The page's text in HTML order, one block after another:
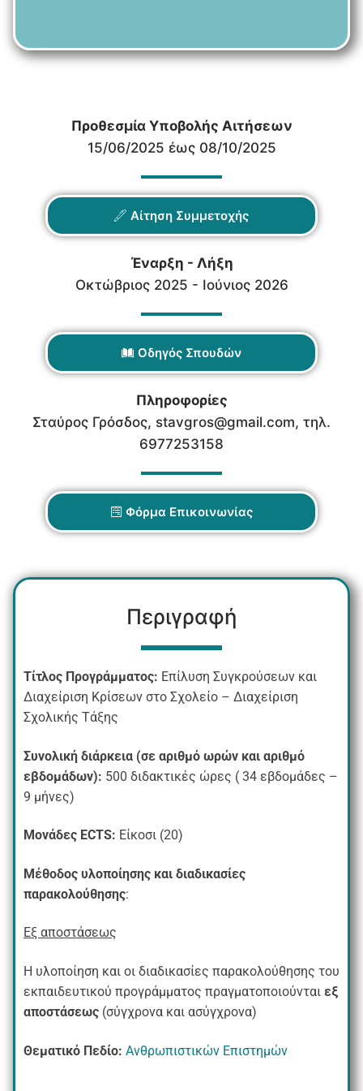
Προθεσμία Υποβολής Αιτήσεων
15/06/2025 έως 08/10/2025
Αίτηση Συμμετοχής
Έναρξη - Λήξη
Οκτώβριος 2025 - Ιούνιος 2026
Οδηγός Σπουδών
Πληροφορίες
Σταύρος Γρόσδος, stavgros@gmail.com, τηλ.
6977253158
Φόρμα Επικοινωνίας
Περιγραφή
Τίτλος Προγράμματος: Επίλυση Συγκρούσεων και
Διαχείριση Κρίσεων στο Σχολείο – Διαχείριση
Σχολικής Τάξης
Συνολική διάρκεια (σε αριθμό ωρών και αριθμό
εβδομάδων): 500 διδακτικές ώρες ( 34 εβδομάδες –
9 μήνες)
Μονάδες ECTS: Είκοσι (20)
Μέθοδος υλοποίησης και διαδικασίες
παρακολούθησης:
Εξ αποστάσεως
Η υλοποίηση και οι διαδικασίες παρακολούθησης του
εκπαιδευτικού προγράμματος πραγματοποιούνται εξ
αποστάσεως (σύγχρονα και ασύγχρονα)
Θεματικό Πεδίο: Ανθρωπιστικών Επιστημών